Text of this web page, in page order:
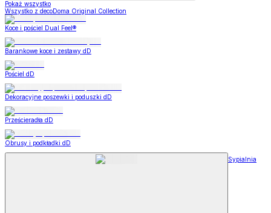
Pokaż wszystko
Wszystko z decoDoma Original Collection
Koce i pościel Dual Feel®
Barankowe koce i zestawy dD
Pościel dD
Dekoracyjne poszewki i poduszki dD
Prześcieradła dD
Obrusy i podkładki dD
Sypialnia